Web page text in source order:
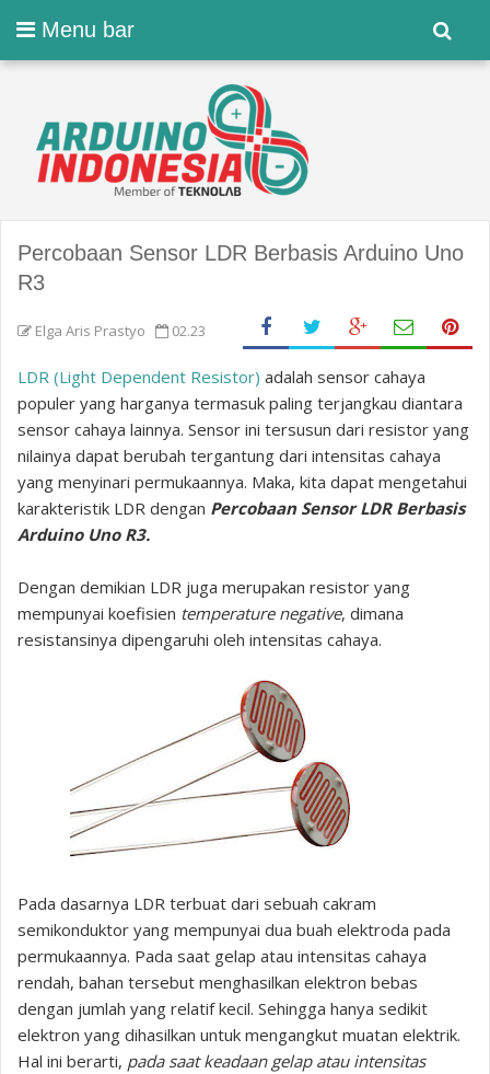
Menu bar
Percobaan Sensor LDR Berbasis Arduino Uno
R3
Elga Aris Prastyo 02.23
LDR (Light Dependent Resistor) adalah sensor cahaya
populer yang harganya termasuk paling terjangkau diantara
sensor cahaya lainnya. Sensor ini tersusun dari resistor yang
nilainya dapat berubah tergantung dari intensitas cahaya
yang menyinari permukaannya. Maka, kita dapat mengetahui
karakteristik LDR dengan Percobaan Sensor LDR Berbasis
Arduino Uno R3.
Dengan demikian LDR juga merupakan resistor yang
mempunyai koefisien temperature negative, dimana
resistansinya dipengaruhi oleh intensitas cahaya.
Pada dasarnya LDR terbuat dari sebuah cakram
semikonduktor yang mempunyai dua buah elektroda pada
permukaannya. Pada saat gelap atau intensitas cahaya
rendah, bahan tersebut menghasilkan elektron bebas
dengan jumlah yang relatif kecil. Sehingga hanya sedikit
elektron yang dihasilkan untuk mengangkut muatan elektrik.
Hal ini berarti, pada saat keadaan gelap atau intensitas